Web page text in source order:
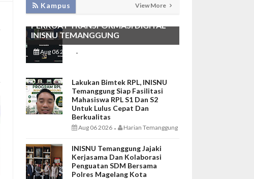
Kampus View More
KEMBANGKAN SIM LAYANAN,
HADIRKAN TIM SEVIMA UNTUK
PERKUAT TRANSFORMASI DIGITAL
INISNU TEMANGGUNG
Aug 06 2026 -
Lakukan Bimtek RPL, INISNU
Temanggung Siap Fasilitasi
Mahasiswa RPL S1 Dan S2
Untuk Lulus Cepat Dan
Berkualitas
Aug 06 2026 - Harian Temanggung
INISNU Temanggung Jajaki
Kerjasama Dan Kolaborasi
Penguatan SDM Bersama
Polres Magelang Kota